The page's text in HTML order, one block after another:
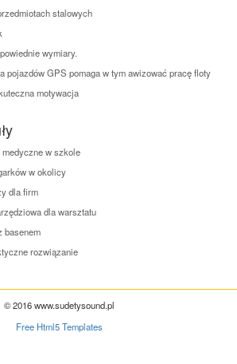
stalowych
wymiary.
pojazdów GPS pomaga w tym awizować pracę floty
motywacja
w szkole
w okolicy
dla firm
dla warsztatu
basenem
rozwiązanie
© 2016 www.sudetysound.pl
Free Html5 Templates